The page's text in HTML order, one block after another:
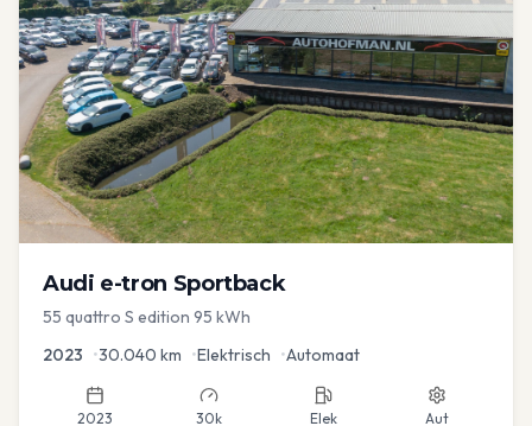
Audi e-tron Sportback
55 quattro S edition 95 kWh
2023 •30.040 km •Elektrisch •Automaat
2023 30k Elek Aut